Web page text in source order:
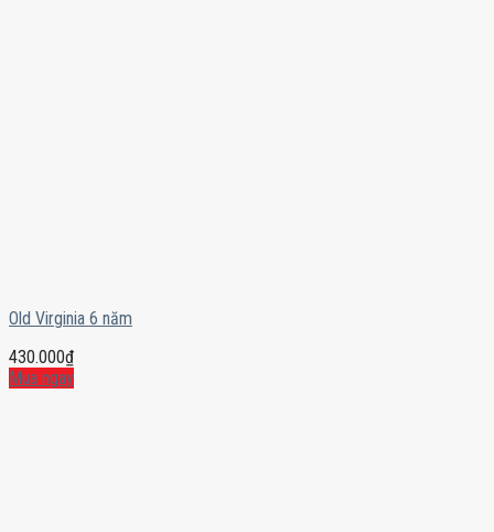
Old Virginia 6 năm
430.000₫
Mua ngay